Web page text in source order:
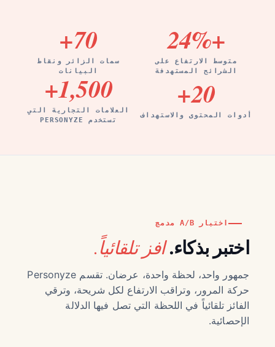
+24
%
متوسط الارتفاع على
الشرائح المستهدفة
70
+
سمات الزائر ونقاط
البيانات
20
+
أدوات المحتوى والاستهداف
1,500
+
العلامات التجارية التي
تستخدم PERSONYZE
اختبار A/B مدمج
اختبر بذكاء.افز تلقائياً.
جمهور واحد، لحظة واحدة، عرضان. تقسم Personyze
حركة المرور، وتراقب الارتفاع لكل شريحة، وترقي
الفائز تلقائياً في اللحظة التي تصل فيها الدلالة
الإحصائية.